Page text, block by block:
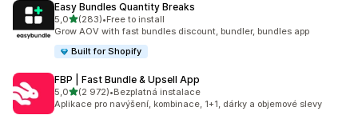
Easy Bundles Quantity Breaks
5,0z 5 hvězd
(283)
Celkový počet recenzí: 283
•Free to install
Grow AOV with fast bundles discount, bundler, bundles app
Built for Shopify
FBP | Fast Bundle & Upsell App
5,0z 5 hvězd
(2 972)
Celkový počet recenzí: 2972
•Bezplatná instalace
Aplikace pro navýšení, kombinace, 1+1, dárky a objemové slevy